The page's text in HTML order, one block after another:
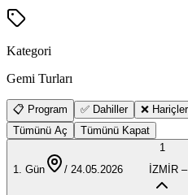
Kategori
Gemi Turları
📋 Program ✅ Dahiller
❌ Hariçler
Tümünü Aç
Tümünü Kapat
1
1
. Gün / 24.05.2026 İZMİR –